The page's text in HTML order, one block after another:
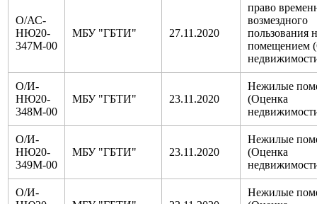
О/АС-
НЮ20-
347М-00
МБУ "ГБТИ" 27.11.2020
право
возмездного
пользования
помещением
О/И-
НЮ20-
348М-00
МБУ "ГБТИ" 23.11.2020
Нежилые
(Оценка
О/И-
НЮ20-
349М-00
МБУ "ГБТИ" 23.11.2020
Нежилые
(Оценка
О/И-
Нежилые